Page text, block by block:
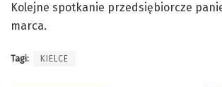
Kolejne spotkanie przedsiębiorcze
marca.
Tagi: KIELCE